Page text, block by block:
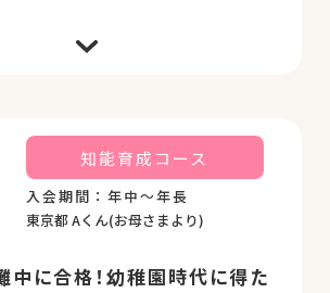
折り紙の問題など、とにかく考えさ
く、じっくり考えた末に答えが出た
でした。この感覚は算数が好きにな
、中学受験における思考力やひらめ
問題に対しても、楽しみながら解く
。チャイルド・アイズのおかげで算
、得意にすることもできたので、と
知能育成コース
入会期間：年中～年長
東京都 Aくん(お母さまより)
中に合格！幼稚園時代に得た